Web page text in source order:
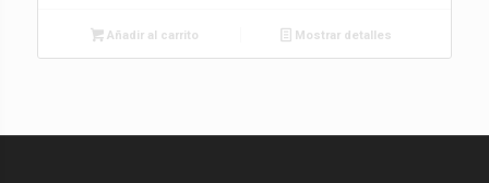
Añadir al carrito Mostrar detalles